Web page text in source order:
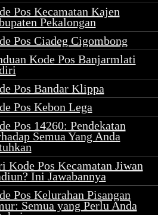
Pos Kecamatan Kajen
Pekalongan
Pos Ciadeg Cigombong
Kode Pos Banjarmlati
Pos Bandar Klippa
Pos Kebon Lega
Pos 14260: Pendekatan
Semua Yang Anda
Kode Pos Kecamatan Jiwan
Ini Jawabannya
Pos Kelurahan Pisangan
Semua yang Perlu Anda